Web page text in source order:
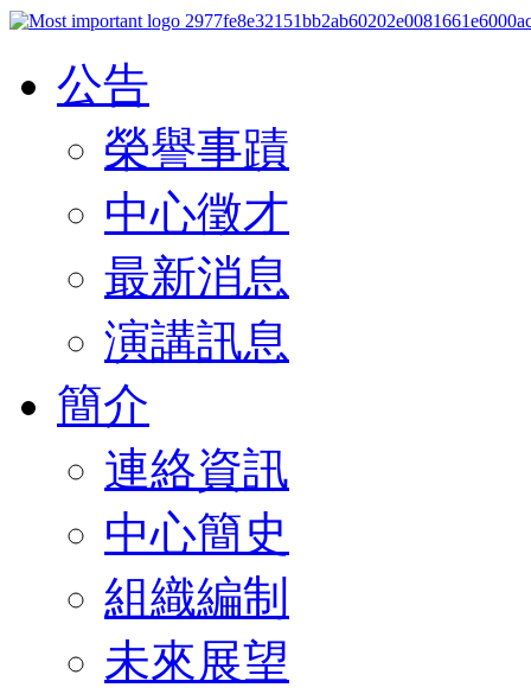
公告
榮譽事蹟
中心徵才
最新消息
演講訊息
簡介
連絡資訊
中心簡史
組織編制
未來展望